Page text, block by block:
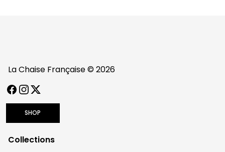
La Chaise Française © 2026
FACEBOOK
INSTAGRAM
TWITTER / X
SHOP
Collections